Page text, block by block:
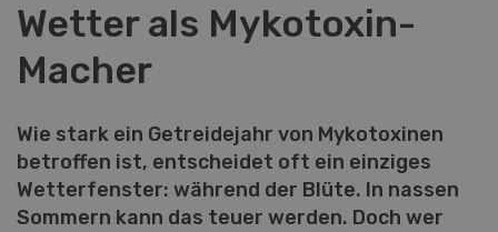
Wetter als Mykotoxin-
Macher
Wie stark ein Getreidejahr von Mykotoxinen
betroffen ist, entscheidet oft ein einziges
Wetterfenster: während der Blüte. In nassen
Sommern kann das teuer werden. Doch wer